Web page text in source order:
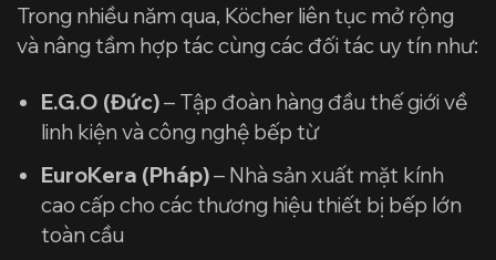
Trong nhiều năm qua, Köcher liên tục mở rộng
và nâng tầm hợp tác cùng các đối tác uy tín như:
E.G.O (Đức)– Tập đoàn hàng đầu thế giới về
linh kiện và công nghệ bếp từ
EuroKera (Pháp)– Nhà sản xuất mặt kính
cao cấp cho các thương hiệu thiết bị bếp lớn
toàn cầu